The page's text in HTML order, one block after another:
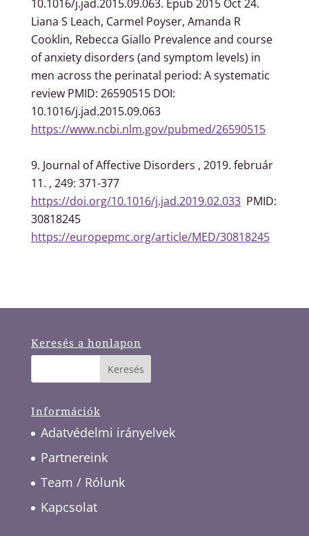
10.1016/j.jad.2015.09.063. Epub 2015 Oct 24.
Liana S Leach, Carmel Poyser, Amanda R
Cooklin, Rebecca Giallo Prevalence and course
of anxiety disorders (and symptom levels) in
men across the perinatal period: A systematic
review PMID: 26590515 DOI:
10.1016/j.jad.2015.09.063
https://www.ncbi.nlm.gov/pubmed/26590515
Journal of Affective Disorders , 2019. február
11. , 249: 371-377
https://doi.org/10.1016/j.jad.2019.02.033PMID:
30818245
https://europepmc.org/article/MED/30818245
Keresés a honlapon
Információk
Adatvédelmi irányelvek
Partnereink
Team / Rólunk
Kapcsolat